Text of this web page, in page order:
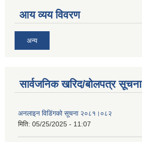
आय व्यय विवरण
अन्य
सार्वजनिक खरिद/बोलपत्र सूचना
अनलाइन विडि‌ं‍गको सूचना २०८१।०८२
मिति: 05/25/2025 - 11:07